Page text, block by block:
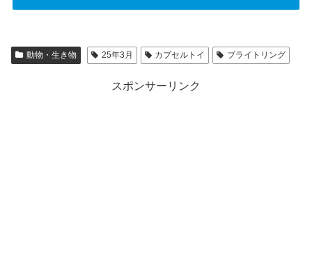
動物・生き物 25年3月 カプセルトイ ブライトリング
スポンサーリンク